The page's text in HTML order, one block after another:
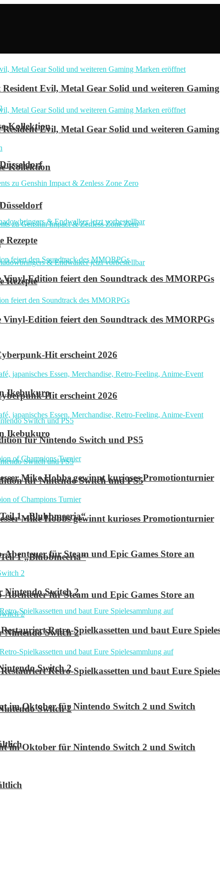
Evil, Metal Gear Solid und weiteren
Kollektion
Rezepte
Edition feiert den Soundtrack des MMORPGs
Hit erscheint 2026
Ikebukuro
für Nintendo Switch und PS5
Mike Hobbs gewinnt kurioses Promotionturnier
1 „Blubbmeeria“
für Steam und Epic Games Store an
Nintendo Switch 2
Retro-Spielkassetten und baut Eure
Switch 2
im Oktober für Nintendo Switch 2 und Switch
Evil, Metal Gear Solid und weiteren
Kollektion
Rezepte
Edition feiert den Soundtrack des MMORPGs
Hit erscheint 2026
Ikebukuro
für Nintendo Switch und PS5
Mike Hobbs gewinnt kurioses Promotionturnier
1 „Blubbmeeria“
für Steam und Epic Games Store an
Nintendo Switch 2
Retro-Spielkassetten und baut Eure
Switch 2
im Oktober für Nintendo Switch 2 und Switch